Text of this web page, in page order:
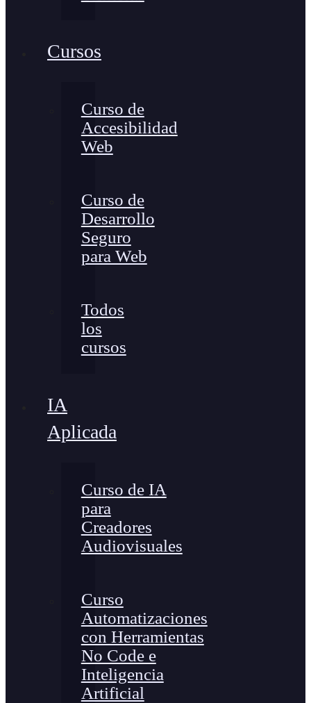
Cursos
Curso de
Accesibilidad
Web
Curso de
Desarrollo
Seguro
para Web
Todos
los
cursos
IA
Aplicada
Curso de IA
para
Creadores
Audiovisuales
Curso
Automatizaciones
con Herramientas
No Code e
Inteligencia
Artificial